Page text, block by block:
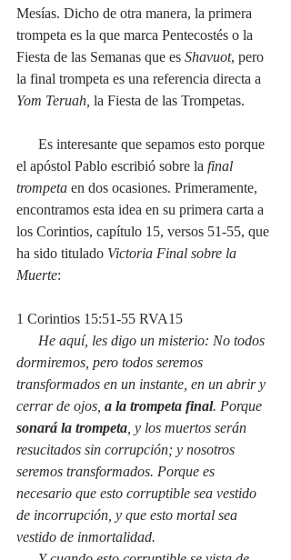
Mesías. Dicho de otra manera, la primera
trompeta es la que marca Pentecostés o la
Fiesta de las Semanas que es Shavuot, pero
la final trompeta es una referencia directa a
Yom Teruah, la Fiesta de las Trompetas.
el apóstol Pablo escribió sobre la final
trompeta en dos ocasiones. Primeramente,
encontramos esta idea en su primera carta a
los Corintios, capítulo 15, versos 51-55, que
ha sido titulado Victoria Final sobre la
Muerte:
1 Corintios 15:51-55 RVA15
He aquí, les digo un misterio: No todos
dormiremos, pero todos seremos
transformados en un instante, en un abrir y
cerrar de ojos, a la trompeta final. Porque
sonará la trompeta , y los muertos serán
resucitados sin corrupción; y nosotros
seremos transformados. Porque es
necesario que esto corruptible sea vestido
de incorrupción, y que esto mortal sea
vestido de inmortalidad.